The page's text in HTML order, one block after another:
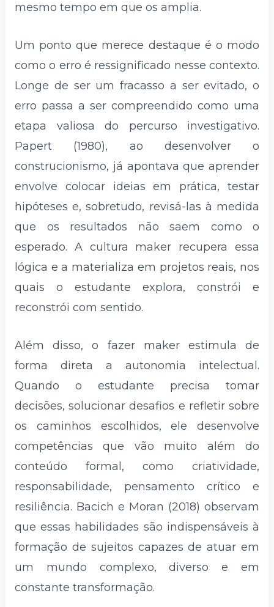
mesmo tempo em que os amplia.
Um ponto que merece destaque é o modo
como o erro é ressignificado nesse contexto.
Longe de ser um fracasso a ser evitado, o
erro passa a ser compreendido como uma
etapa valiosa do percurso investigativo.
Papert (1980), ao desenvolver o
construcionismo, já apontava que aprender
envolve colocar ideias em prática, testar
hipóteses e, sobretudo, revisá-las à medida
que os resultados não saem como o
esperado. A cultura maker recupera essa
lógica e a materializa em projetos reais, nos
quais o estudante explora, constrói e
reconstrói com sentido.
Além disso, o fazer maker estimula de
forma direta a autonomia intelectual.
Quando o estudante precisa tomar
decisões, solucionar desafios e refletir sobre
os caminhos escolhidos, ele desenvolve
competências que vão muito além do
conteúdo formal, como criatividade,
responsabilidade, pensamento crítico e
resiliência. Bacich e Moran (2018) observam
que essas habilidades são indispensáveis à
formação de sujeitos capazes de atuar em
um mundo complexo, diverso e em
constante transformação.